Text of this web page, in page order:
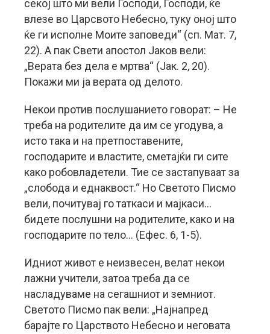
секој што ми вели Господи, Господи, ќе
влезе во Царсвото Небесно, туку оној што
ќе ги исполне Моите заповеди“ (сп. Мат. 7,
22). А пак Свети апостол Јаков вели:
„Верата без дела е мртва“ (Јак. 2, 20).
Покажи ми ја верата од делото.
Некои против послушанието говорат: – Не
треба на родителите да им се угодува, а
исто така и на претпоставените,
господарите и властите, сметајќи ги сите
како робовладетели. Тие се застапуваат за
„слобода и еднаквост.“ Но Светото Писмо
вели, почитувај го таткаси и мајкаси…
бидете послушни на родителите, како и на
господарите по тело… (Ефес. 6, 1-5).
Идниот живот е неизвесен, велат некои
лажни учители, затоа треба да се
насладуваме на сегашниот и земниот.
Светото Писмо пак вели: „Најнапред
барајте го Царството Небесно и неговата